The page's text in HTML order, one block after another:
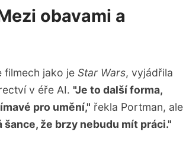
technologickým pokrokem a
obavami a
filmech jako je Star Wars, vyjádřila
v éře AI. "Je to další forma,
pro umění," řekla Portman, ale
že brzy nebudu mít práci."